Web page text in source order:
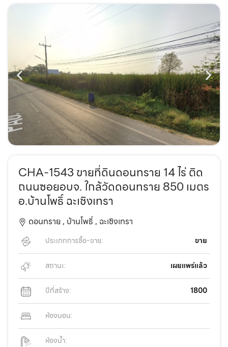
CHA-1543 ขายที่ดินดอนทราย 14 ไร่ ติด
ถนนซอยอบจ. ใกล้วัดดอนทราย 850 เมตร
อ.บ้านโพธิ์ ฉะเชิงเทรา
ดอนทราย , บ้านโพธิ์ , ฉะเชิงเทรา
ประเภทการซื้อ-ขาย: ขาย
สถานะ: เผยแพร่แล้ว
ปีที่สร้าง: 1800
ห้องนอน:
ห้องน้ำ: